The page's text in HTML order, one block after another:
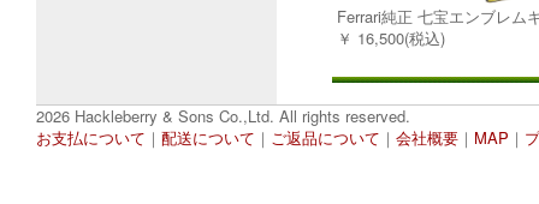
Ferrari純正 七宝エンブレム
￥ 16,500(税込)
2026 Hackleberry & Sons Co.,Ltd. All rights reserved.
お支払について ｜ 配送について ｜ ご返品について ｜ 会社概要 ｜ MAP ｜